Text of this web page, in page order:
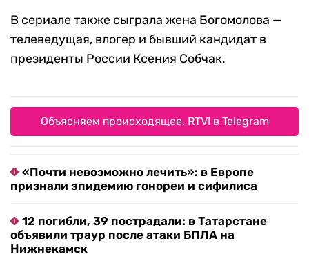
В сериале также сыграла жена Богомолова —
телеведущая, влогер и бывший кандидат в
президенты России Ксения Собчак.
Объясняем происходящее. RTVI в Telegram
«Почти невозможно лечить»: в Европе
признали эпидемию гонореи и сифилиса
12 погибли, 39 пострадали: в Татарстане
объявили траур после атаки БПЛА на
Нижнекамск